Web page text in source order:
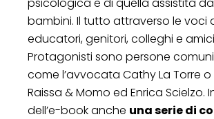
bambini. Il tutto attraverso le voci
educatori, genitori, colleghi e
Protagonisti sono persone
come l’avvocata Cathy La Torre
Raissa & Momo ed Enrica Scielzo.
dell’e-book anche una serie di